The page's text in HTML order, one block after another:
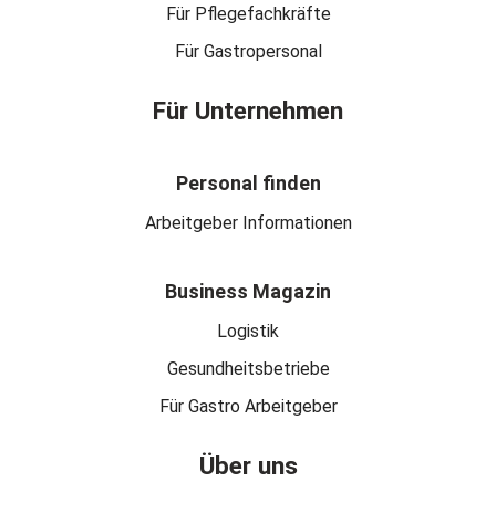
Für Pflegefachkräfte
Für Gastropersonal
Für Unternehmen
Personal finden
Arbeitgeber Informationen
Business Magazin
Logistik
Gesundheitsbetriebe
Für Gastro Arbeitgeber
Über uns